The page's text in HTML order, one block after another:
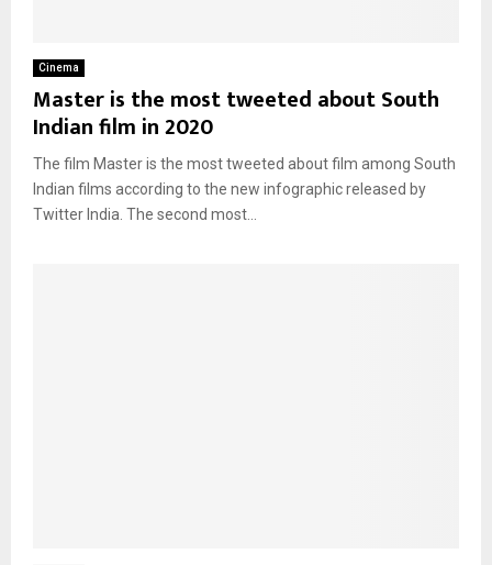
Cinema
Master is the most tweeted about South
Indian film in 2020
The film Master is the most tweeted about film among South
Indian films according to the new infographic released by
Twitter India. The second most...